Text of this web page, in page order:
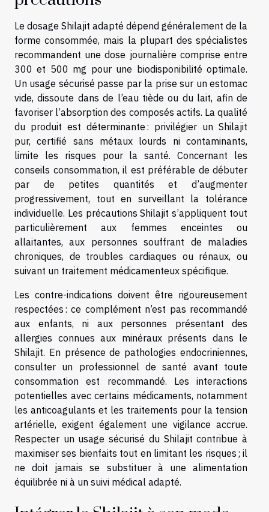
Le dosage Shilajit adapté dépend généralement de la
forme consommée, mais la plupart des spécialistes
recommandent une dose journalière comprise entre
300 et 500 mg pour une biodisponibilité optimale.
Un usage sécurisé passe par la prise sur un estomac
vide, dissoute dans de l’eau tiède ou du lait, afin de
favoriser l’absorption des composés actifs. La qualité
du produit est déterminante : privilégier un Shilajit
pur, certifié sans métaux lourds ni contaminants,
limite les risques pour la santé. Concernant les
conseils consommation, il est préférable de débuter
par de petites quantités et d’augmenter
progressivement, tout en surveillant la tolérance
individuelle. Les précautions Shilajit s’appliquent tout
particulièrement aux femmes enceintes ou
allaitantes, aux personnes souffrant de maladies
chroniques, de troubles cardiaques ou rénaux, ou
suivant un traitement médicamenteux spécifique.
Les contre-indications doivent être rigoureusement
respectées : ce complément n’est pas recommandé
aux enfants, ni aux personnes présentant des
allergies connues aux minéraux présents dans le
Shilajit. En présence de pathologies endocriniennes,
consulter un professionnel de santé avant toute
consommation est recommandé. Les interactions
potentielles avec certains médicaments, notamment
les anticoagulants et les traitements pour la tension
artérielle, exigent également une vigilance accrue.
Respecter un usage sécurisé du Shilajit contribue à
maximiser ses bienfaits tout en limitant les risques ; il
ne doit jamais se substituer à une alimentation
équilibrée ni à un suivi médical adapté.